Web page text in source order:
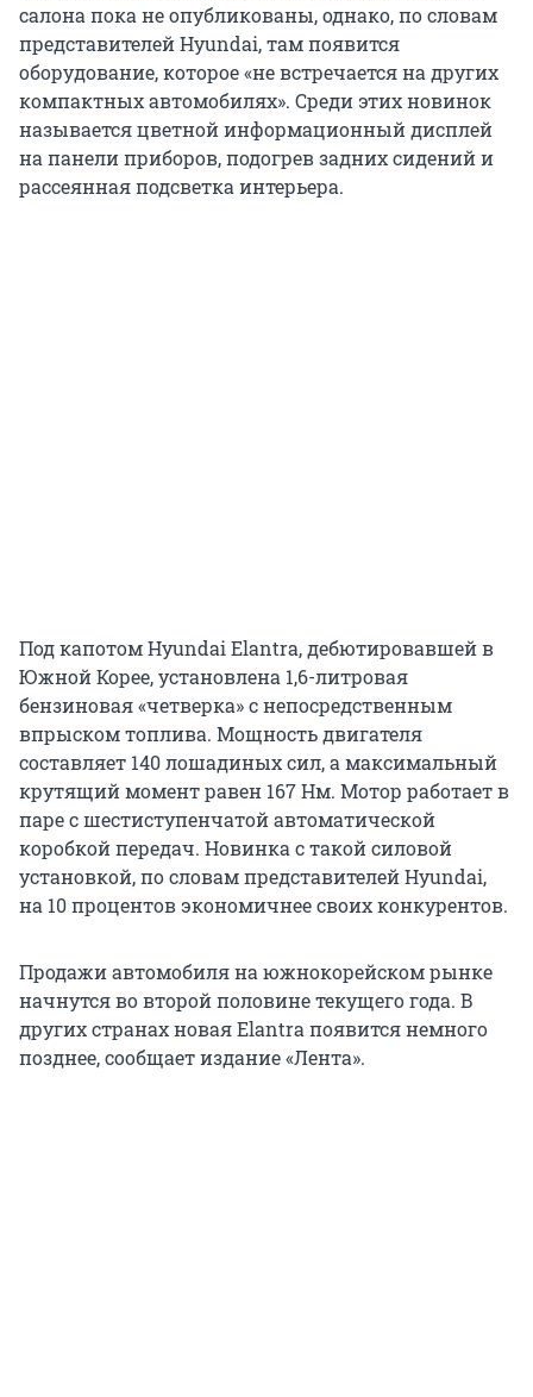
салона пока не опубликованы, однако, по словам
представителей Hyundai, там появится
оборудование, которое «не встречается на других
компактных автомобилях». Среди этих новинок
называется цветной информационный дисплей
на панели приборов, подогрев задних сидений и
рассеянная подсветка интерьера.
Под капотом Hyundai Elantra, дебютировавшей в
Южной Корее, установлена 1,6-литровая
бензиновая «четверка» с непосредственным
впрыском топлива. Мощность двигателя
составляет 140 лошадиных сил, а максимальный
крутящий момент равен 167 Нм. Мотор работает в
паре с шестиступенчатой автоматической
коробкой передач. Новинка с такой силовой
установкой, по словам представителей Hyundai,
на 10 процентов экономичнее своих конкурентов.
Продажи автомобиля на южнокорейском рынке
начнутся во второй половине текущего года. В
других странах новая Elantra появится немного
позднее, сообщает издание «Лента».